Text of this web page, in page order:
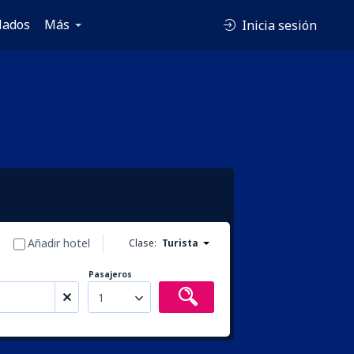
Más Inicia sesión
Clase: Turista
Añadir hotel
Pasajeros
1